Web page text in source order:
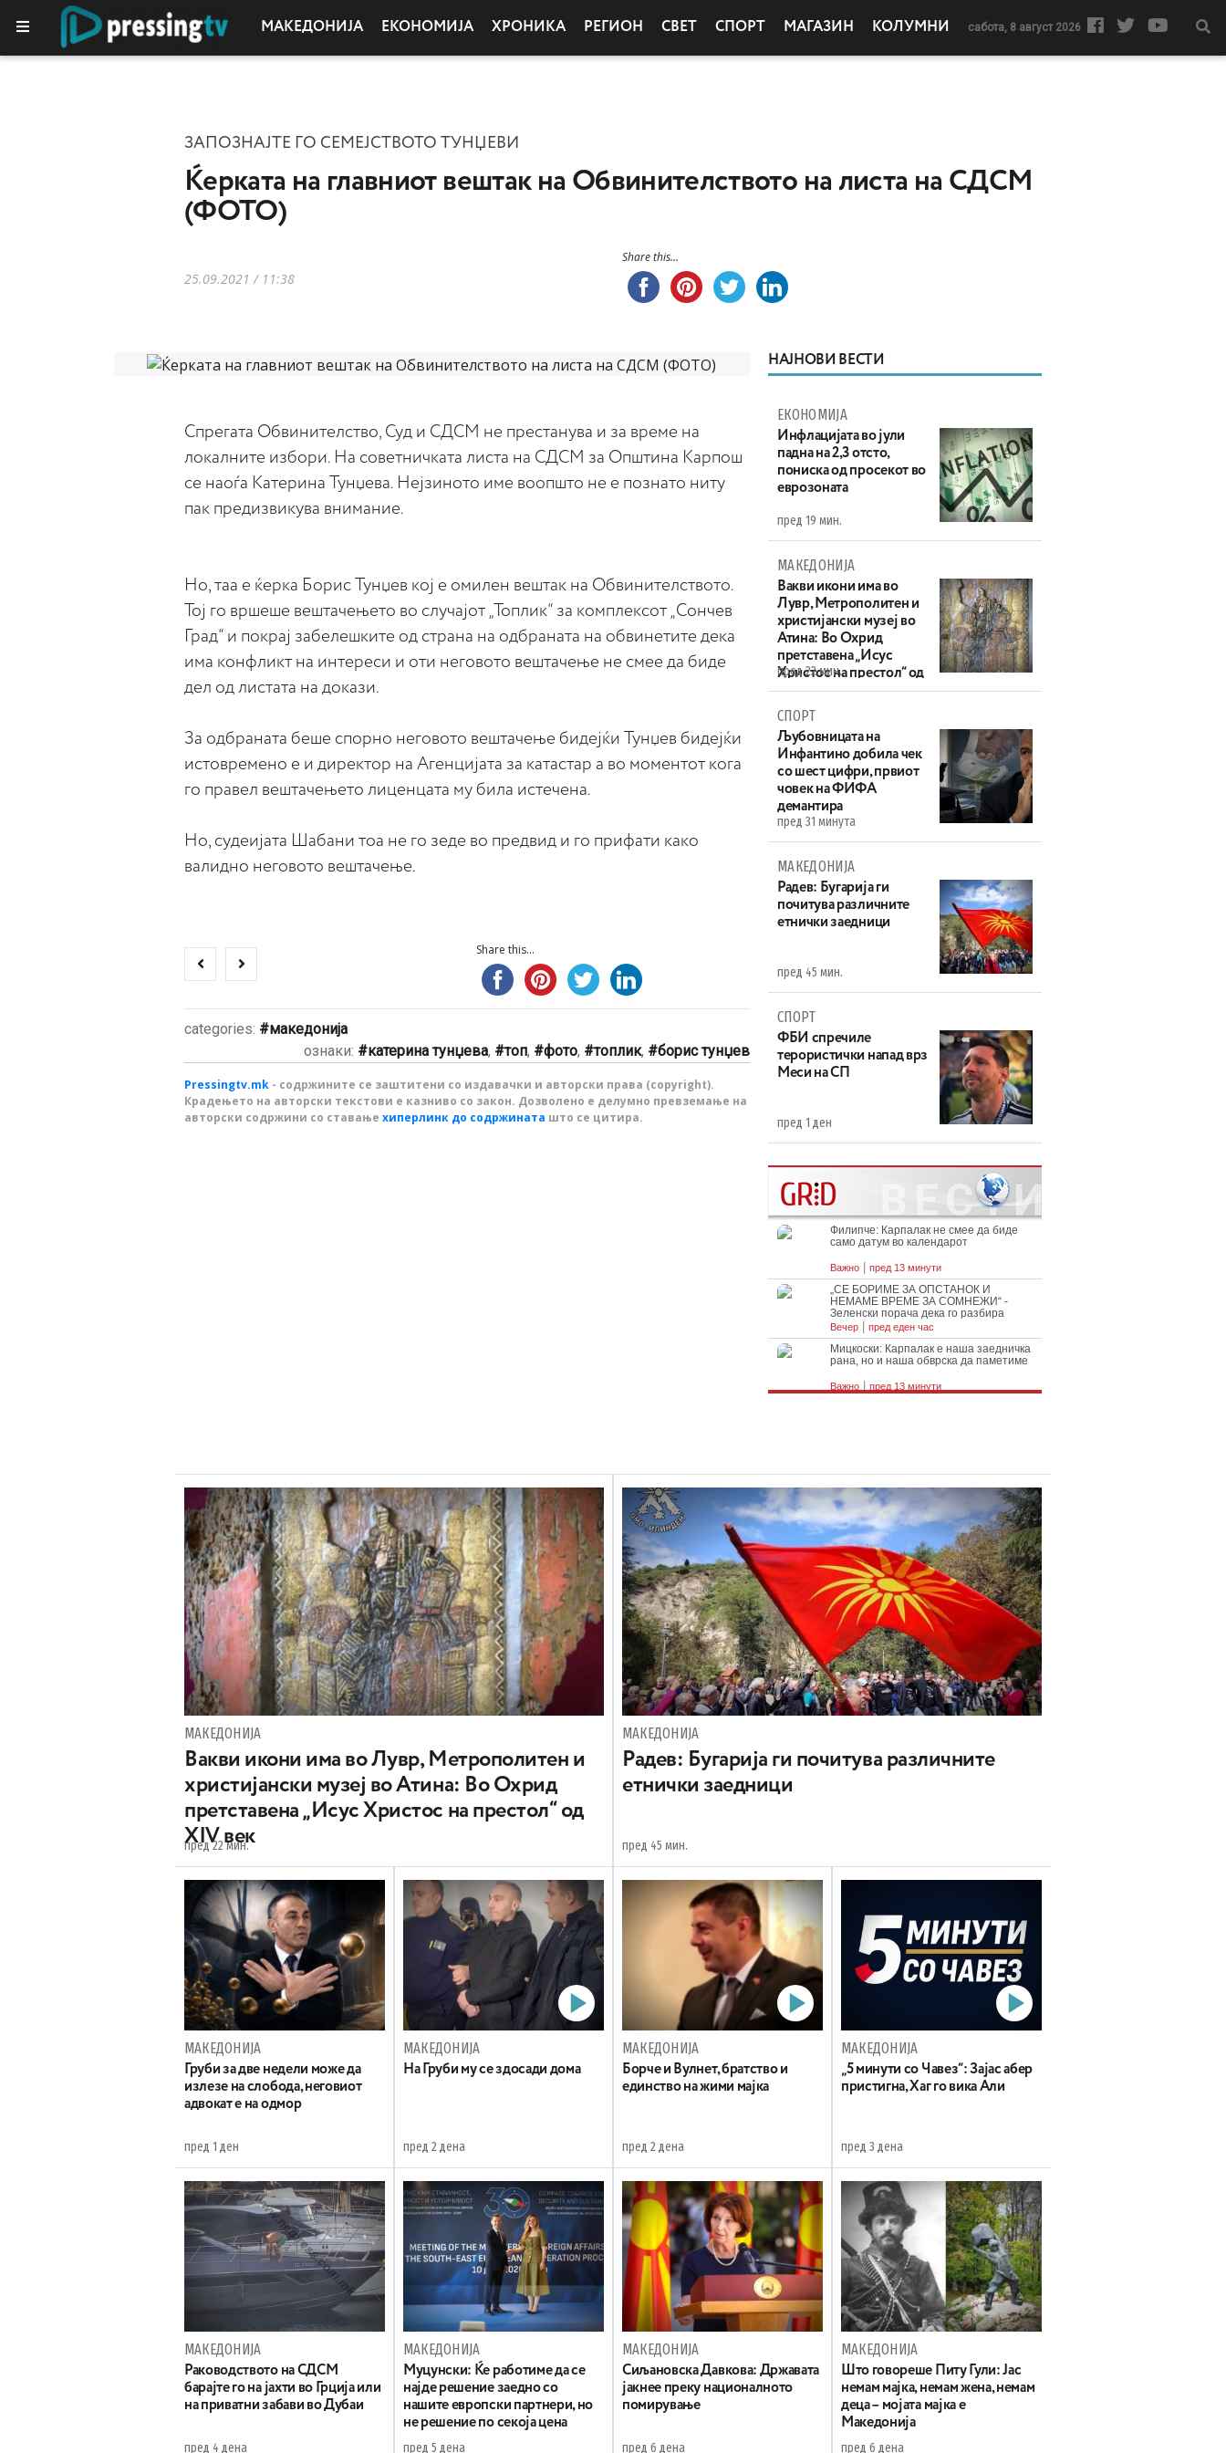
МАКЕДОНИЈА ЕКОНОМИЈА ХРОНИКА РЕГИОН СВЕТ СПОРТ МАГАЗИН КОЛУМНИ сабота, 8 август 2026
ЗАПОЗНАЈТЕ ГО СЕМЕЈСТВОТО ТУНЏЕВИ
Ќерката на главниот вештак на Обвинителството на листа на СДСМ
(ФОТО)
25.09.2021 / 11:38
Share this...
Спрегата Обвинителство, Суд и СДСМ не престанува и за време на
локалните избори. На советничката листа на СДСМ за Општина Карпош
се наоѓа Катерина Тунџева. Нејзиното име воопшто не е познато ниту
пак предизвикува внимание.
Но, таа е ќерка Борис Тунџев кој е омилен вештак на Обвинителството.
Тој го вршеше вештачењето во случајот „Топлик“ за комплексот „Сончев
Град“ и покрај забелешките од страна на одбраната на обвинетите дека
има конфликт на интереси и оти неговото вештачење не смее да биде
дел од листата на докази.
За одбраната беше спорно неговото вештачење бидејќи Тунџев бидејќи
истовремено е и директор на Агенцијата за катастар а во моментот кога
го правел вештачењето лиценцата му била истечена.
Но, судеијата Шабани тоа не го зеде во предвид и го прифати како
валидно неговото вештачење.
Share this...
categories:
македонија
ознаки:
катерина тунџева, топ, фото, топлик, борис тунџев
Pressingtv.mk - содржините се заштитени со издавачки и авторски права (copyright).
Крадењето на авторски текстови е казниво со закон. Дозволено е делумно превземање на
авторски содржини со ставање хиперлинк до содржината што се цитира.
НАЈНОВИ ВЕСТИ
ЕКОНОМИЈА
Инфлацијата во јули
падна на 2,3 отсто,
пониска од просекот во
еврозоната
пред 19 мин.
МАКЕДОНИЈА
Вакви икони има во
Лувр, Метрополитен и
христијански музеј во
Атина: Во Охрид
претставена „Исус
Христос на престол“ од
XIV век
пред 22 мин.
СПОРТ
Љубовницата на
Инфантино добила чек
со шест цифри, првиот
човек на ФИФА
демантира
пред 31 минута
МАКЕДОНИЈА
Радев: Бугарија ги
почитува различните
етнички заедници
пред 45 мин.
СПОРТ
ФБИ спречиле
терористички напад врз
Меси на СП
пред 1 ден
МАКЕДОНИЈА
Вакви икони има во Лувр, Метрополитен и
христијански музеј во Атина: Во Охрид
претставена „Исус Христос на престол“ од
XIV век
пред 22 мин.
МАКЕДОНИЈА
Радев: Бугарија ги почитува различните
етнички заедници
пред 45 мин.
МАКЕДОНИЈА
Груби за две недели може да
излезе на слобода, неговиот
адвокат е на одмор
пред 1 ден
МАКЕДОНИЈА
На Груби му се здосади дома
пред 2 дена
МАКЕДОНИЈА
Борче и Вулнет, братство и
единство на жими мајка
пред 2 дена
МАКЕДОНИЈА
„5 минути со Чавез“: Зајас абер
пристигна, Хаг го вика Али
пред 3 дена
МАКЕДОНИЈА
Раководството на СДСМ
барајте го на јахти во Грција или
на приватни забави во Дубаи
пред 4 дена
МАКЕДОНИЈА
Муцунски: Ќе работиме да се
најде решение заедно со
нашите европски партнери, но
не решение по секоја цена
пред 5 дена
МАКЕДОНИЈА
Сиљановска Давкова: Државата
јакнее преку националното
помирување
пред 6 дена
МАКЕДОНИЈА
Што говореше Питу Гули: Јас
немам мајка, немам жена, немам
деца – мојата мајка е
Македонија
пред 6 дена